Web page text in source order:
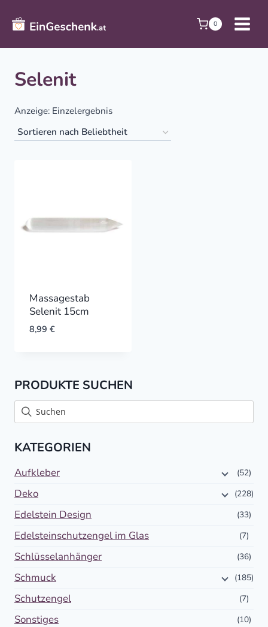
Inhalt
springen
0
Selenit
Anzeige: Einzelergebnis
Massagestab
Selenit 15cm
8,99 €
PRODUKTE SUCHEN
KATEGORIEN
Aufkleber (52)
Deko (228)
Edelstein Design (33)
Edelsteinschutzengel im Glas (7)
Schlüsselanhänger (36)
Schmuck (185)
Schutzengel (7)
Sonstiges (10)